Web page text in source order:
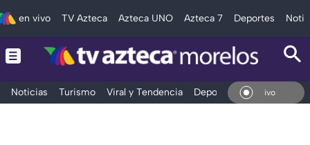
en vivo TV Azteca Azteca UNO Azteca 7 Deportes
Noticias Turismo Viral y Tendencia Deportes Espectáculos
En Vivo